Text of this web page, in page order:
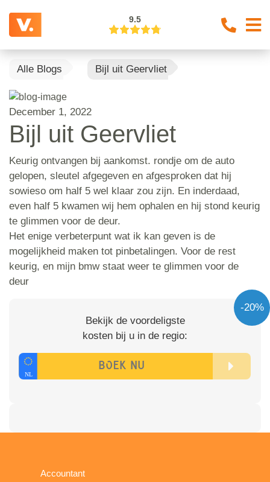
9.5
Alle Blogs Bijl uit Geervliet
December 1, 2022
Bijl uit Geervliet
Keurig ontvangen bij aankomst. rondje om de auto
gelopen, sleutel afgegeven en afgesproken dat hij
sowieso om half 5 wel klaar zou zijn. En inderdaad,
even half 5 kwamen wij hem ophalen en hij stond keurig
te glimmen voor de deur.
Het enige verbeterpunt wat ik kan geven is de
mogelijkheid maken tot pinbetalingen. Voor de rest
keurig, en mijn bmw staat weer te glimmen voor de
deur
-20%
Bekijk de voordeligste
kosten bij u in de regio:
Accountant